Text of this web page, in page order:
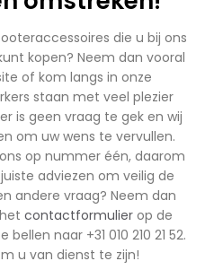
die u bij ons
kopen? Neem dan vooral
of kom langs in onze
staan met veel plezier
is geen vraag te gek en wij
om uw wens te vervullen.
op nummer één, daarom
adviezen om veilig de
andere vraag? Neem dan
contactformulierop de
naar +31 010 210 21 52.
u van dienst te zijn!